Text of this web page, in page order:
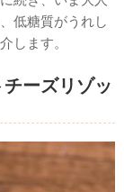
低糖質がうれし
します。
ーズリゾッ